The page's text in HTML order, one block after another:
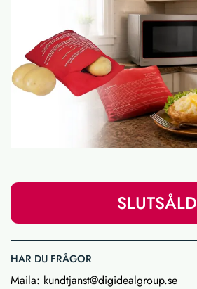
SLUTSÅLD
HAR DU FRÅGOR
Maila: kundtjanst@digidealgroup.se